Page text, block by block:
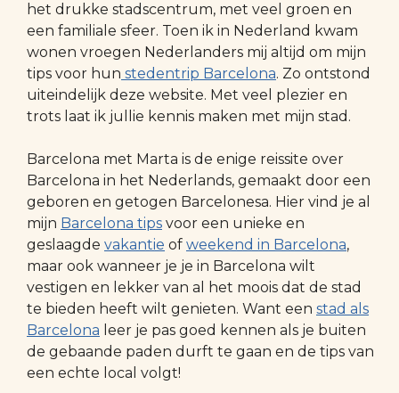
het drukke stadscentrum, met veel groen en
een familiale sfeer. Toen ik in Nederland kwam
wonen vroegen Nederlanders mij altijd om mijn
tips voor hun stedentrip Barcelona. Zo ontstond
uiteindelijk deze website. Met veel plezier en
trots laat ik jullie kennis maken met mijn stad.
Barcelona met Marta is de enige reissite over
Barcelona in het Nederlands, gemaakt door een
geboren en getogen Barcelonesa. Hier vind je al
mijn Barcelona tips voor een unieke en
geslaagde vakantie of weekend in Barcelona,
maar ook wanneer je je in Barcelona wilt
vestigen en lekker van al het moois dat de stad
te bieden heeft wilt genieten. Want een stad als
Barcelona leer je pas goed kennen als je buiten
de gebaande paden durft te gaan en de tips van
een echte local volgt!